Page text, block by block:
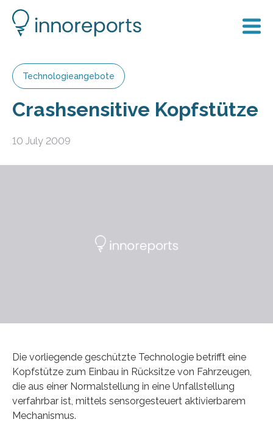
Technologieangebote
Crashsensitive Kopfstütze
10 July 2009
Die vorliegende geschützte Technologie betrifft eine
Kopfstütze zum Einbau in Rücksitze von Fahrzeugen,
die aus einer Normalstellung in eine Unfallstellung
verfahrbar ist, mittels sensorgesteuert aktivierbarem
Mechanismus.